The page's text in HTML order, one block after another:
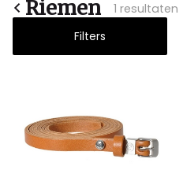
Sluis
Riemen
1 resultaten
Filters